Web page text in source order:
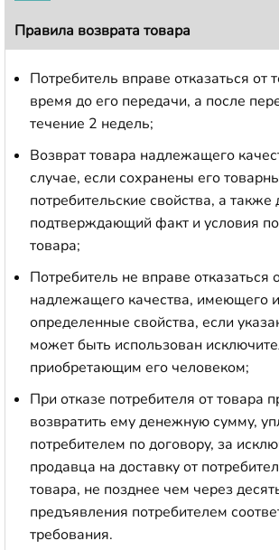
Правила возврата товара
Потребитель вправе отказаться от
время до его передачи, а после
течение 2 недель;
Возврат товара надлежащего
случае, если сохранены его
потребительские свойства, а также
подтверждающий факт и условия
товара;
Потребитель не вправе отказаться
надлежащего качества, имеющего
определенные свойства, если
может быть использован
приобретающим его человеком;
При отказе потребителя от товара
возвратить ему денежную сумму,
потребителем по договору, за
продавца на доставку от
товара, не позднее чем через
предъявления потребителем
требования.